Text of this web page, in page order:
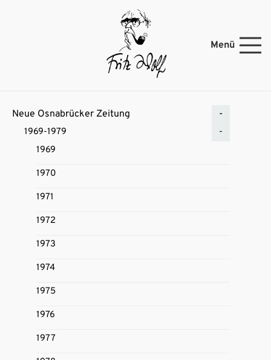
Menü
Neue Osnabrücker Zeitung
1969-1979
1969
1970
1971
1972
1973
1974
1975
1976
1977